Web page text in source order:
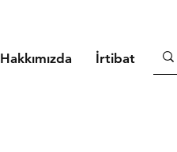
Hakkımızda İrtibat